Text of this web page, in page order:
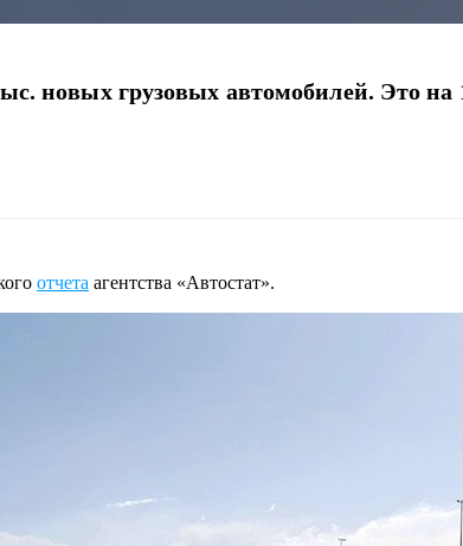
новых грузовых автомобилей. Это
отчета агентства «Автостат».